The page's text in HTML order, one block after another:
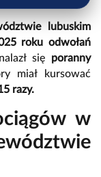
lubuskim
roku odwołań
się poranny
miał kursować
razy.
w